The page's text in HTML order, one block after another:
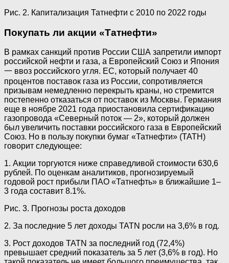
Рис. 2. Капитализация Татнефти с 2010 по 2022 годы
Покупать ли акции «Татнефти»
В рамках санкций против России США запретили импорт
российской нефти и газа, а Европейский Союз и Япония
一 ввоз российского угля. ЕС, который получает 40
процентов поставок газа из России, сопротивляется
призывам немедленно перекрыть краны, но стремится
постепенно отказаться от поставок из Москвы. Германия
еще в ноябре 2021 года приостановила сертификацию
газопровода «Северный поток — 2», который должен
был увеличить поставки российского газа в Европейский
Союз. Но в пользу покупки бумаг «Татнефти» (ТАТН)
говорит следующее:
1. Акции торгуются ниже справедливой стоимости 630,6
рублей. По оценкам аналитиков, прогнозируемый
годовой рост прибыли ПАО «Татнефть» в ближайшие 1–
3 года составит 8.1%.
Рис. 3. Прогнозы роста доходов
2. За последние 5 лет доходы TATN росли на 3,6% в год.
3. Рост доходов TATN за последний год (72,4%)
превышает средний показатель за 5 лет (3,6% в год). Но